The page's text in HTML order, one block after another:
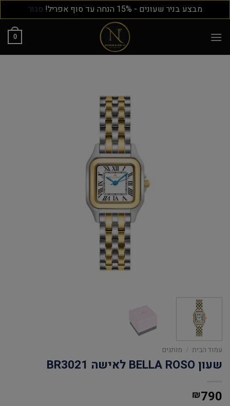
מבצע בניר שעונים - 15% הנחה עד סוף אפריל! סגור
0
עמוד הבית / מותגים
שעון BELLA ROSO לאישה BR3021
₪790